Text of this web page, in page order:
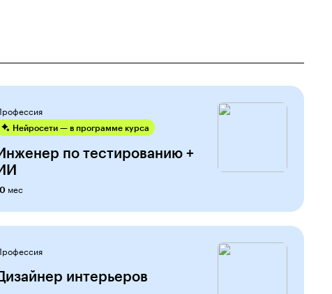
Нейросети — в программе курса
по тестированию +
мес
интерьеров